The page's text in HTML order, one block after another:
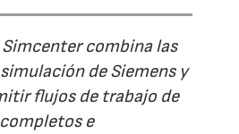
Simcenter combina las
de Siemens y
flujos de trabajo de
e